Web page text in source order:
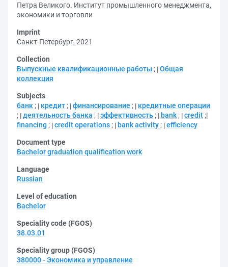
Петра Великого. Институт промышленного менеджмента,
экономики и торговли
Imprint
Санкт-Петербург, 2021
Collection
Выпускные квалификационные работы ; Общая
коллекция
Subjects
банк ; кредит ; финансирование ;
кредитные операции
; деятельность банка ; эффективность ; bank ; credit ;
financing ; credit operations ; bank activity ; efficiency
Document type
Bachelor graduation qualification work
Language
Russian
Level of education
Bachelor
Speciality code (FGOS)
38.03.01
Speciality group (FGOS)
380000 - Экономика и управление